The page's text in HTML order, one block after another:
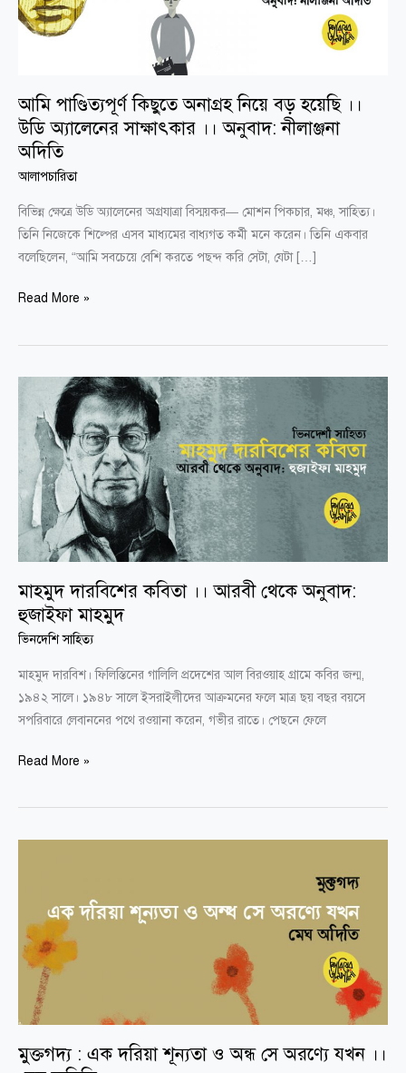
আমি পাণ্ডিত্যপূর্ণ কিছুতে অনাগ্রহ নিয়ে বড় হয়েছি ।।
উডি অ্যালেনের সাক্ষাৎকার ।। অনুবাদ: নীলাঞ্জনা
অদিতি
আলাপচারিতা
বিভিন্ন ক্ষেত্রে উডি অ্যালেনের অগ্রযাত্রা বিস্ময়কর— মোশন পিকচার, মঞ্চ, সাহিত্য।
তিনি নিজেকে শিল্পের এসব মাধ্যমের বাধ্যগত কর্মী মনে করেন। তিনি একবার
বলেছিলেন, “আমি সবচেয়ে বেশি করতে পছন্দ করি সেটা, যেটা […]
বড়
হয়েছি
অ্যালেনের
সাক্ষাৎকার
।।
অনুবাদ:
অদিতি
Read More »
মাহমুদ দারবিশের কবিতা ।। আরবী থেকে অনুবাদ:
হুজাইফা মাহমুদ
ভিনদেশি সাহিত্য
মাহমুদ দারবিশ। ফিলিস্তিনের গালিলি প্রদেশের আল বিরওয়াহ গ্রামে কবির জন্ম,
১৯৪২ সালে। ১৯৪৮ সালে ইসরাইলীদের আক্রমনের ফলে মাত্র ছয় বছর বয়সে
সপরিবারে লেবাননের পথে রওয়ানা করেন, গভীর রাতে। পেছনে ফেলে
দারবিশের
কবিতা
।।
আরবী
থেকে
অনুবাদ:
হুজাইফা
Read More »
মুক্তগদ্য : এক দরিয়া শূন্যতা ও অন্ধ সে অরণ্যে যখন ।।
শূন্যতা
ও
যখন